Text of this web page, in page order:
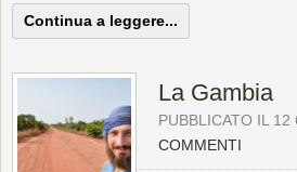
Continua a leggere...
La Gambia
PUBBLICATO IL 12
COMMENTI